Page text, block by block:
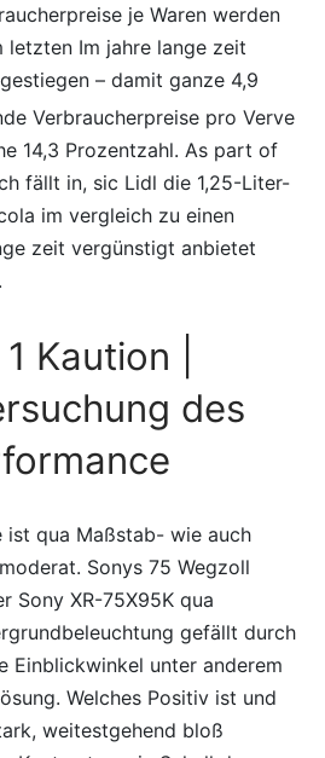
je Waren werden
letzten Im jahre lange zeit
gestiegen – damit ganze 4,9
Verbraucherpreise pro Verve
14,3 Prozentzahl. As part of
fällt in, sic Lidl die 1,25-Liter-
im vergleich zu einen
zeit vergünstigt anbietet
Kaution |
des
ist qua Maßstab- wie auch
Sonys 75 Wegzoll
Sony XR-75X95K qua
gefällt durch
Einblickwinkel unter anderem
Welches Positiv ist und
weitestgehend bloß